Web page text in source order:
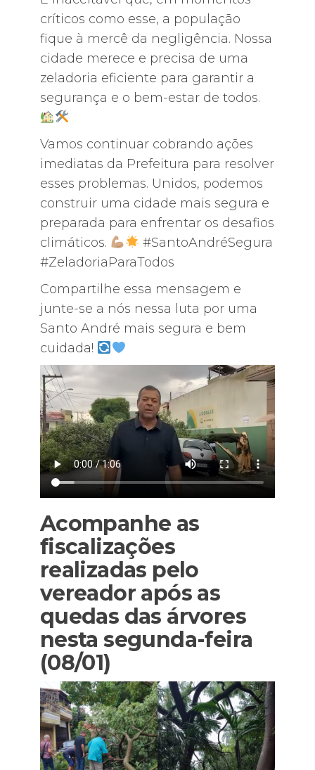
críticos como esse, a população
fique à mercê da negligência. Nossa
cidade merece e precisa de uma
zeladoria eficiente para garantir a
segurança e o bem-estar de todos.
Vamos continuar cobrando ações
imediatas da Prefeitura para resolver
esses problemas. Unidos, podemos
construir uma cidade mais segura e
preparada para enfrentar os desafios
climáticos.
#SantoAndréSegura
#ZeladoriaParaTodos
Compartilhe essa mensagem e
junte-se a nós nessa luta por uma
Santo André mais segura e bem
cuidada!
Acompanhe as
fiscalizações
realizadas pelo
vereador após as
quedas das árvores
nesta segunda-feira
(08/01)